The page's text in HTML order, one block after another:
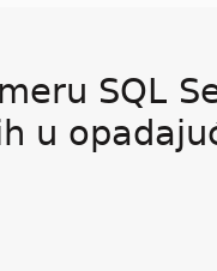
SQL
u